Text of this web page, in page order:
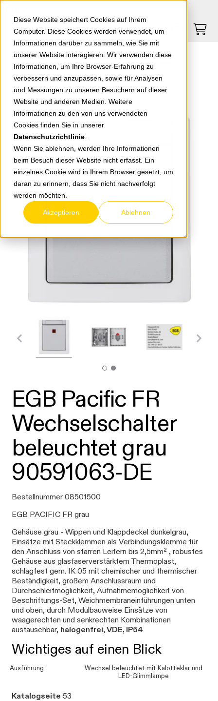
Diese Website speichert Cookies auf Ihrem
Computer. Diese Cookies werden verwendet, um
Informationen darüber zu sammeln, wie Sie mit
unserer Website interagieren. Wir verwenden diese
Informationen, um Ihre Browser-Erfahrung zu
verbessern und anzupassen, sowie für Analysen
und Messungen zu unseren Besuchern auf dieser
Website und anderen Medien. Weitere
Informationen zu den von uns verwendeten
Cookies finden Sie in unserer
Datenschutzrichtlinie
Wenn Sie ablehnen, werden Ihre Informationen
beim Besuch dieser Website nicht erfasst. Ein
einzelnes Cookie wird in Ihrem Browser gesetzt, um
daran zu erinnern, dass Sie nicht nachverfolgt
werden möchten.
Akzeptieren Ablehnen
Springe zu Hauptinhalt Springe zum Footer
0
zurück zur Übersicht
EGB Pacific FR
Wechselschalter
beleuchtet grau
90591063-DE
Bestellnummer 08501500
EGB PACIFIC FR grau
Gehäuse grau - Wippen und Klappdeckel dunkelgrau,
Einsätze mit Steckklemmen als Verbindungsklemme für
den Anschluss von starren Leitern bis 2,5mm² , robustes
Gehäuse aus glasfaserverstärktem Thermoplast,
schlagfest gem. IK 05 mit chemischer und thermischer
Beständigkeit, großem Anschlussraum und
Durchschleifmöglichkeit, Aufnahmemöglichkeit von
Beschriftungs-Set, Weichmembraneinführungen unten
und oben, durch Modulbauweise Einsätze von
waagerechten und senkrechten Kombinationen
austauschbar, halogenfrei, VDE, IP54
Wichtiges auf einen Blick
Ausführung
Wechsel beleuchtet mit Kalotteklar und
LED-Glimmlampe
Katalogseite 53